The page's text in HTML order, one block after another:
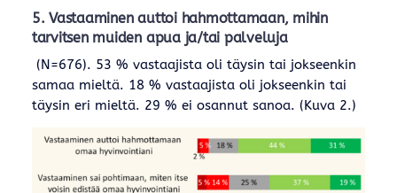
5. Vastaaminen auttoi hahmottamaan, mihin
tarvitsen muiden apua ja/tai palveluja
(N=676). 53 % vastaajista oli täysin tai jokseenkin
samaa mieltä. 18 % vastaajista oli jokseenkin tai
täysin eri mieltä. 29 % ei osannut sanoa. (Kuva 2.)